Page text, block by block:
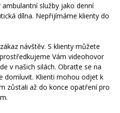
služby jako denní
dílna. Nepřijímáme klienty do
návštěv. S klienty můžete
Vám videohovor
v našich silách. Obraťte se na
domluvit. Klienti mohou odjet k
zůstali až do konce opatření pro